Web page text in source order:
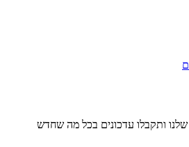
ותקבלו עדכונים בכל מה שחדש